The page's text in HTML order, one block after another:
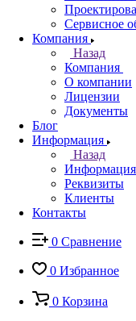
Сервисное
Компания
Назад
Компания
О компании
Лицензии
Документы
Блог
Информация
Назад
Информация
Реквизиты
Клиенты
Контакты
0 Сравнение
0 Избранное
0 Корзина